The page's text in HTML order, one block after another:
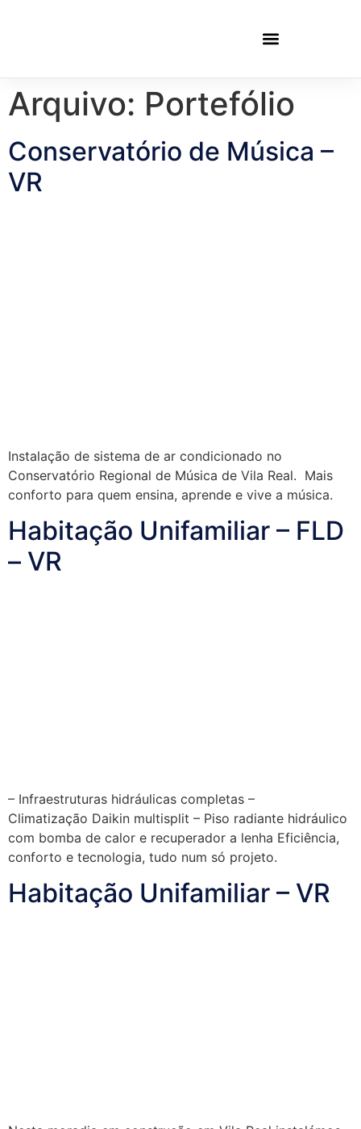
Arquivo: Portefólio
Conservatório de Música –
VR
Instalação de sistema de ar condicionado no
Conservatório Regional de Música de Vila Real. Mais
conforto para quem ensina, aprende e vive a música.
Habitação Unifamiliar – FLD
– VR
– Infraestruturas hidráulicas completas –
Climatização Daikin multisplit – Piso radiante hidráulico
com bomba de calor e recuperador a lenha Eficiência,
conforto e tecnologia, tudo num só projeto.
Habitação Unifamiliar – VR